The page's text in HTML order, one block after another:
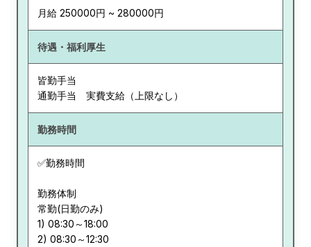
月給 250000円 ~ 280000円
待遇・福利厚生
皆勤手当
通勤手当 実費支給（上限なし）
勤務時間
✅勤務時間
勤務体制
常勤(日勤のみ)
1) 08:30～18:00